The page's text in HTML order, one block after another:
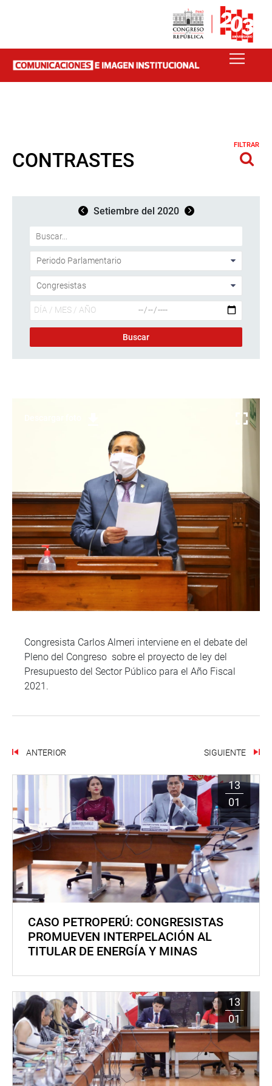
CONTRASTES
FILTRAR
Setiembre del 2020
Congresista Carlos Almeri interviene en el debate del
Pleno del Congreso sobre el proyecto de ley del
Presupuesto del Sector Público para el Año Fiscal
2021.
ANTERIOR SIGUIENTE
13
01
CASO PETROPERÚ: CONGRESISTAS
PROMUEVEN INTERPELACIÓN AL
TITULAR DE ENERGÍA Y MINAS
13
01